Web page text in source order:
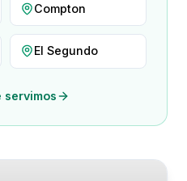
Compton
El Segundo
servimos